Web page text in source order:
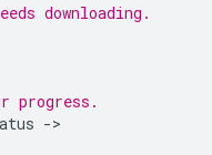
downloading.
progress.
-